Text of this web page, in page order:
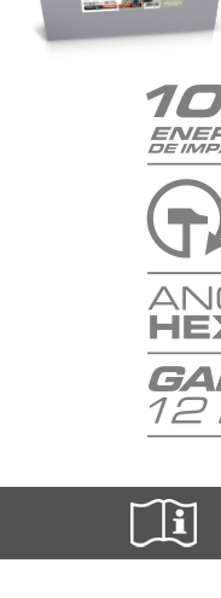
Accesorios
Cinceles